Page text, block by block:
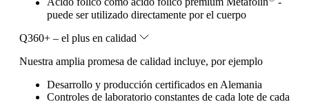
puede ser utilizado directamente por el cuerpo
Q360+ – el plus en calidad
Nuestra amplia promesa de calidad incluye, por ejemplo
Desarrollo y producción certificados en Alemania
Controles de laboratorio constantes de cada lote de cada